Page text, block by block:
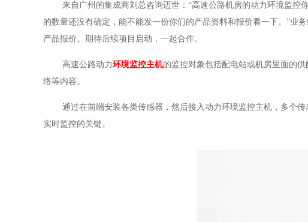
来自广州的集成商刘总咨询迈世： “高速公路机房的动力环境监控
的数量还没有确定，能不能发一份你们的产品资料和报价看一下。”业
产品报价。期待后续项目启动，一起合作。
高速公路动力环境监控主机的监控对象包括配电站或机房里面的供
络等内容。
通过在前端安装各类传感器，然后接入动力环境监控主机，多个
实时监控的关键。